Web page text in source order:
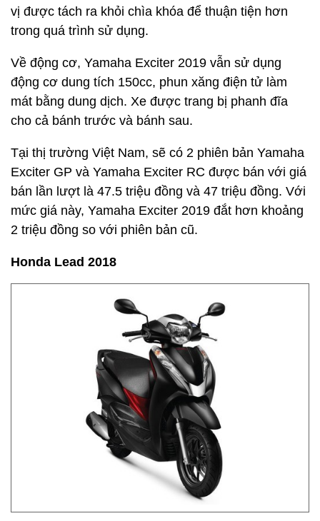
vị được tách ra khỏi chìa khóa để thuận tiện hơn
trong quá trình sử dụng.
Về động cơ, Yamaha Exciter 2019 vẫn sử dụng
động cơ dung tích 150cc, phun xăng điện tử làm
mát bằng dung dịch. Xe được trang bị phanh đĩa
cho cả bánh trước và bánh sau.
Tại thị trường Việt Nam, sẽ có 2 phiên bản Yamaha
Exciter GP và Yamaha Exciter RC được bán với giá
bán lần lượt là 47.5 triệu đồng và 47 triệu đồng. Với
mức giá này, Yamaha Exciter 2019 đắt hơn khoảng
2 triệu đồng so với phiên bản cũ.
Honda Lead 2018